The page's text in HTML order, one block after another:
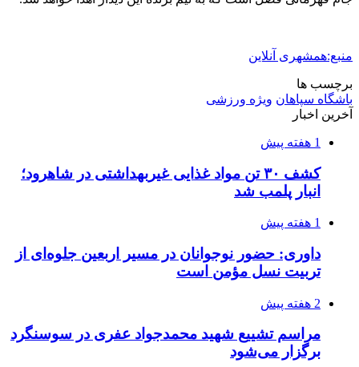
منبع:همشهری آنلاین
برچسب ها
باشگاه سپاهان ویژه ورزشی
آخرین اخبار
1 هفته پیش
کشف ۳۰ تن مواد غذایی غیربهداشتی در شاهرود؛
انبار پلمب شد
1 هفته پیش
داوری: حضور نوجوانان در مسیر اربعین جلوه‌ای از
تربیت نسل مؤمن است
2 هفته پیش
مراسم تشییع شهید محمدجواد عفری در سوسنگرد
برگزار می‌شود